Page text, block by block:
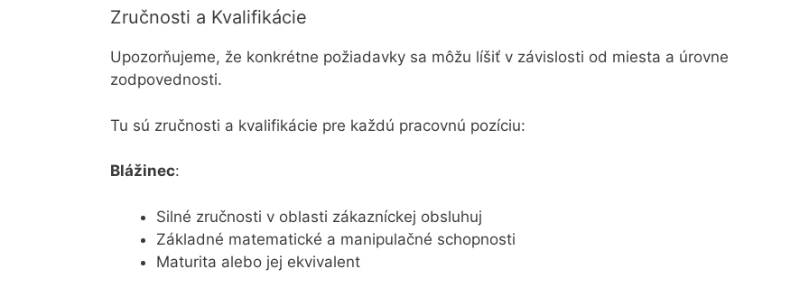
Zručnosti a Kvalifikácie
Upozorňujeme, že konkrétne požiadavky sa môžu líšiť v závislosti od miesta a úrovne
zodpovednosti.
Tu sú zručnosti a kvalifikácie pre každú pracovnú pozíciu:
Blážinec:
Silné zručnosti v oblasti zákazníckej obsluhuj
Základné matematické a manipulačné schopnosti
Maturita alebo jej ekvivalent